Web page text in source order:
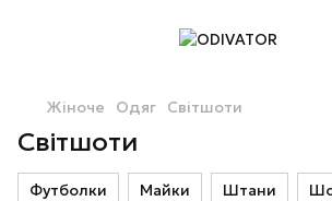
Жіноче Одяг Світшоти
Світшоти
Футболки Майки Штани